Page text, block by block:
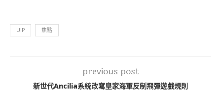
UIP 焦點
previous post
新世代Ancilia系統改寫皇家海軍反制飛彈遊戲規則